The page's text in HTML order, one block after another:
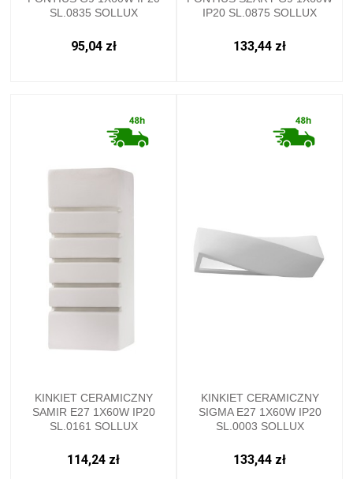
SL.0835 SOLLUX
95,04 zł
IP20 SL.0875 SOLLUX
133,44 zł
KINKIET CERAMICZNY
SAMIR E27 1X60W IP20
SL.0161 SOLLUX
114,24 zł
KINKIET CERAMICZNY
SIGMA E27 1X60W IP20
SL.0003 SOLLUX
133,44 zł